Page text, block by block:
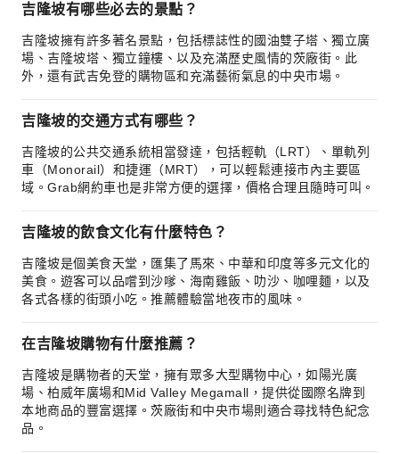
吉隆坡有哪些必去的景點？
吉隆坡擁有許多著名景點，包括標誌性的國油雙子塔、獨立廣
場、吉隆坡塔、獨立鐘樓、以及充滿歷史風情的茨廠街。此
外，還有武吉免登的購物區和充滿藝術氣息的中央市場。
吉隆坡的交通方式有哪些？
吉隆坡的公共交通系統相當發達，包括輕軌（LRT）、單軌列
車（Monorail）和捷運（MRT），可以輕鬆連接市內主要區
域。Grab網約車也是非常方便的選擇，價格合理且隨時可叫。
吉隆坡的飲食文化有什麼特色？
吉隆坡是個美食天堂，匯集了馬來、中華和印度等多元文化的
美食。遊客可以品嚐到沙嗲、海南雞飯、叻沙、咖哩麵，以及
各式各樣的街頭小吃。推薦體驗當地夜市的風味。
在吉隆坡購物有什麼推薦？
吉隆坡是購物者的天堂，擁有眾多大型購物中心，如陽光廣
場、柏威年廣場和Mid Valley Megamall，提供從國際名牌到
本地商品的豐富選擇。茨廠街和中央市場則適合尋找特色紀念
品。